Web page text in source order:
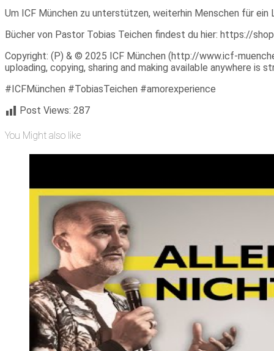
Um ICF München zu unterstützen, weiterhin Menschen für
Bücher von Pastor Tobias Teichen findest du hier: https://
Copyright: (P) & © 2025 ICF München (http://www.icf-
uploading, copying, sharing and making available anywhere is
#ICFMünchen #TobiasTeichen #amorexperience
Post Views: 287
You Might also like